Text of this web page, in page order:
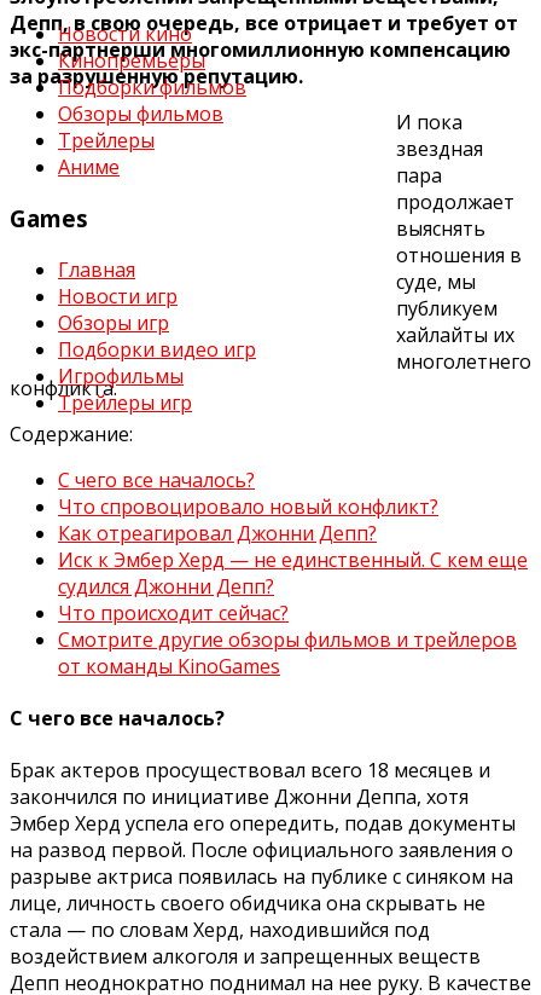
Новости кино
Кинопремьеры
Подборки фильмов
Обзоры фильмов
Трейлеры
Аниме
Games
Главная
Новости игр
Обзоры игр
Подборки видео игр
Игрофильмы
Трейлеры игр
Депп, в свою очередь, все отрицает и требует от
экс-партнерши многомиллионную компенсацию
за разрушенную репутацию.
И пока
звездная
пара
продолжает
выяснять
отношения в
суде, мы
публикуем
хайлайты их
многолетнего
конфликта.
Содержание:
С чего все началось?
Что спровоцировало новый конфликт?
Как отреагировал Джонни Депп?
Иск к Эмбер Херд — не единственный. С кем еще
судился Джонни Депп?
Что происходит сейчас?
Смотрите другие обзоры фильмов и трейлеров
от команды KinoGames
С чего все началось?
Брак актеров просуществовал всего 18 месяцев и
закончился по инициативе Джонни Деппа, хотя
Эмбер Херд успела его опередить, подав документы
на развод первой. После официального заявления о
разрыве актриса появилась на публике с синяком на
лице, личность своего обидчика она скрывать не
стала — по словам Херд, находившийся под
воздействием алкоголя и запрещенных веществ
Депп неоднократно поднимал на нее руку. В качестве